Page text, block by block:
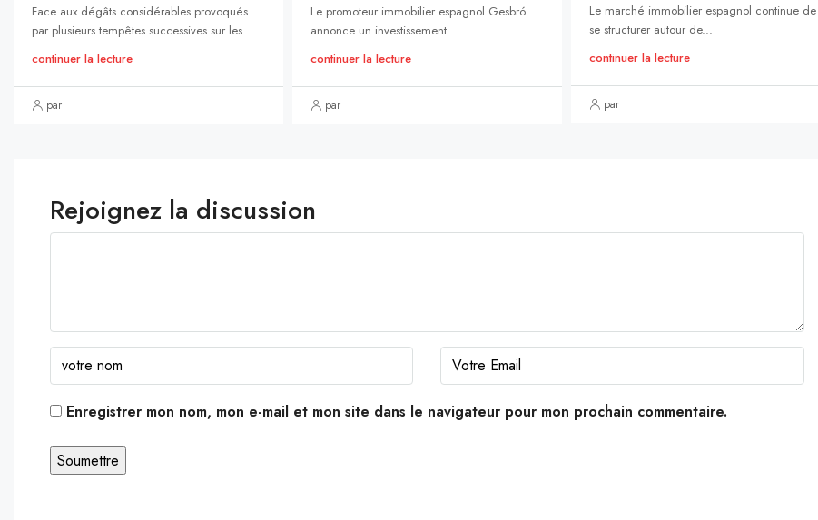
Face aux dégâts considérables provoqués
par plusieurs tempêtes successives sur les...
continuer la lecture
par
Le promoteur immobilier espagnol Gesbró
annonce un investissement...
continuer la lecture
par
Le marché immobilier espagnol continue de
se structurer autour de...
continuer la lecture
par
Rejoignez la discussion
Enregistrer mon nom, mon e-mail et mon site dans le navigateur pour mon prochain commentaire.